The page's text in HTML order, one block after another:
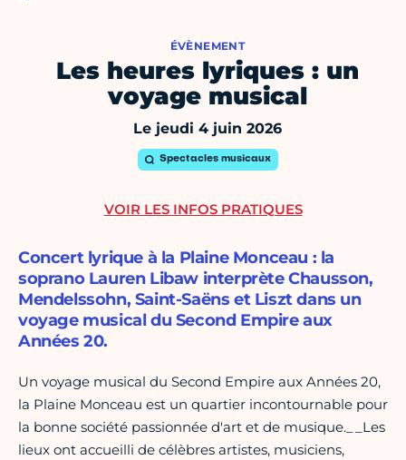
ÉVÈNEMENT
Les heures lyriques : un
voyage musical
Le jeudi 4 juin 2026
Spectacles musicaux
Concert lyrique à la Plaine Monceau : la
soprano Lauren Libaw interprète Chausson,
Mendelssohn, Saint-Saëns et Liszt dans un
voyage musical du Second Empire aux
Années 20.
Un voyage musical du Second Empire aux Années 20,
la Plaine Monceau est un quartier incontournable pour
la bonne société passionnée d'art et de musique._ _Les
lieux ont accueilli de célèbres artistes, musiciens,
VOIR LES INFOS PRATIQUES